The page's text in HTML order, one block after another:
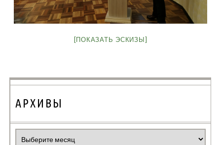
[ПОКАЗАТЬ ЭСКИЗЫ]
АРХИВЫ